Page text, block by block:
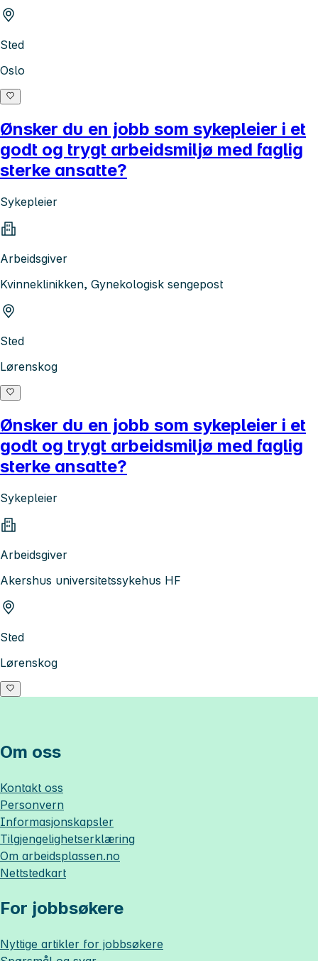
Sted
Oslo
Ønsker du en jobb som sykepleier i et
godt og trygt arbeidsmiljø med faglig
sterke ansatte?
Sykepleier
Arbeidsgiver
Kvinneklinikken, Gynekologisk sengepost
Sted
Lørenskog
Ønsker du en jobb som sykepleier i et
godt og trygt arbeidsmiljø med faglig
sterke ansatte?
Sykepleier
Arbeidsgiver
Akershus universitetssykehus HF
Sted
Lørenskog
Om oss
Kontakt oss
Personvern
Informasjonskapsler
Tilgjengelighetserklæring
Om arbeidsplassen.no
Nettstedkart
For jobbsøkere
Nyttige artikler for jobbsøkere